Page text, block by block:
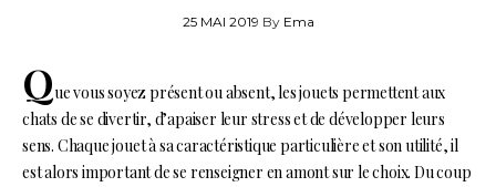
25 MAI 2019 By Ema
Que vous soyez présent ou absent, les jouets permettent aux
chats de se divertir, d’apaiser leur stress et de développer leurs
sens. Chaque jouet à sa caractéristique particulière et son utilité, il
est alors important de se renseigner en amont sur le choix. Du coup